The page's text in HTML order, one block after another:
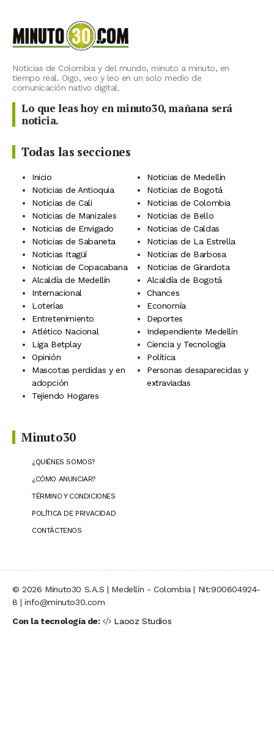
Noticias de Colombia y del mundo, minuto a minuto, en
tiempo real. Oigo, veo y leo en un solo medio de
comunicación nativo digital.
Lo que leas hoy en minuto30, mañana será
noticia.
Todas las secciones
Inicio
Noticias de Medellín
Noticias de Antioquia
Noticias de Bogotá
Noticias de Cali
Noticias de Colombia
Noticias de Manizales
Noticias de Bello
Noticias de Envigado
Noticias de Caldas
Noticias de Sabaneta
Noticias de La Estrella
Noticias Itagüí
Noticias de Barbosa
Noticias de Copacabana
Noticias de Girardota
Alcaldía de Medellín
Alcaldía de Bogotá
Internacional
Chances
Loterías
Economía
Entretenimiento
Deportes
Atlético Nacional
Independiente Medellín
Liga Betplay
Ciencia y Tecnología
Opinión
Política
Mascotas perdidas y en
adopción
Personas desaparecidas y
extraviadas
Tejiendo Hogares
Minuto30
¿QUIÉNES SOMOS?
¿CÓMO ANUNCIAR?
TÉRMINO Y CONDICIONES
POLÍTICA DE PRIVACIDAD
CONTÁCTENOS
© 2026 Minuto30 S.A.S | Medellín - Colombia | Nit:900604924-
8 | info@minuto30.com
Con la tecnología de:
Laooz Studios